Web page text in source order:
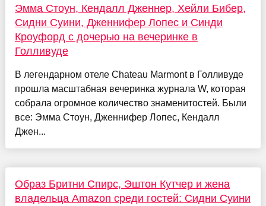
Эмма Стоун, Кендалл Дженнер, Хейли Бибер,
Сидни Суини, Дженнифер Лопес и Синди
Кроуфорд с дочерью на вечеринке в
Голливуде
В легендарном отеле Chateau Marmont в Голливуде
прошла масштабная вечеринка журнала W, которая
собрала огромное количество знаменитостей. Были
все: Эмма Стоун, Дженнифер Лопес, Кендалл
Джен...
Образ Бритни Спирс, Эштон Кутчер и жена
владельца Amazon среди гостей: Сидни Суини